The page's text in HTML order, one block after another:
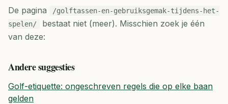
De pagina
/golftassen-en-gebruiksgemak-tijdens-het-
spelen/
bestaat niet (meer). Misschien zoek je één
van deze:
Andere suggesties
Golf-etiquette: ongeschreven regels die op elke baan
gelden